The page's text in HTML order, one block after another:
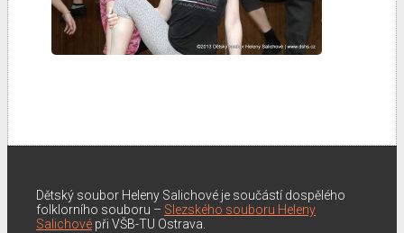
Dětský soubor Heleny Salichové je součástí dospělého
folklorního souboru – Slezského souboru Heleny
Salichové při VŠB-TU Ostrava.